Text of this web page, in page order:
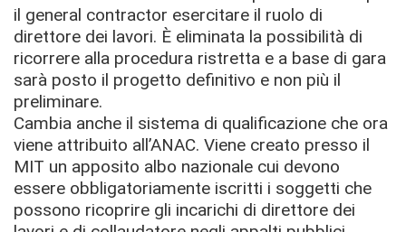
il general contractor esercitare il ruolo di
direttore dei lavori. È eliminata la possibilità di
ricorrere alla procedura ristretta e a base di gara
sarà posto il progetto definitivo e non più il
preliminare.
Cambia anche il sistema di qualificazione che ora
viene attribuito all’ANAC. Viene creato presso il
MIT un apposito albo nazionale cui devono
essere obbligatoriamente iscritti i soggetti che
possono ricoprire gli incarichi di direttore dei